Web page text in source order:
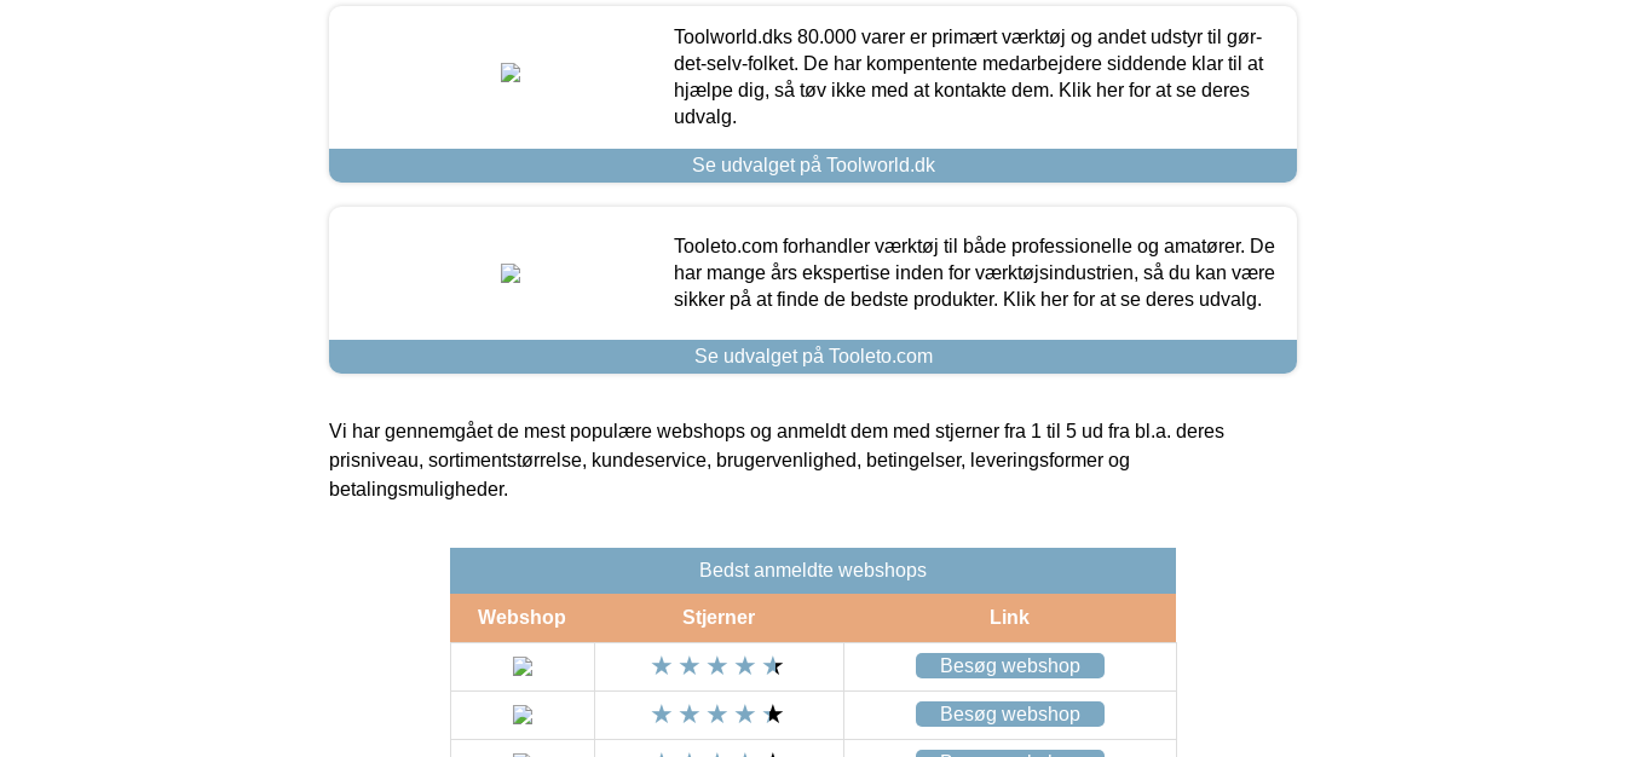
Toolworld.dks 80.000 varer er primært værktøj og andet udstyr til gør-
det-selv-folket. De har kompentente medarbejdere siddende klar til at
hjælpe dig, så tøv ikke med at kontakte dem. Klik her for at se deres
udvalg.
Se udvalget på Toolworld.dk
Tooleto.com forhandler værktøj til både professionelle og amatører. De
har mange års ekspertise inden for værktøjsindustrien, så du kan være
sikker på at finde de bedste produkter. Klik her for at se deres udvalg.
Se udvalget på Tooleto.com
Vi har gennemgået de mest populære webshops og anmeldt dem med stjerner fra 1 til 5 ud fra bl.a. deres
prisniveau, sortimentstørrelse, kundeservice, brugervenlighed, betingelser, leveringsformer og
betalingsmuligheder.
Bedst anmeldte webshops
Webshop Stjerner Link
Besøg webshop
Besøg webshop